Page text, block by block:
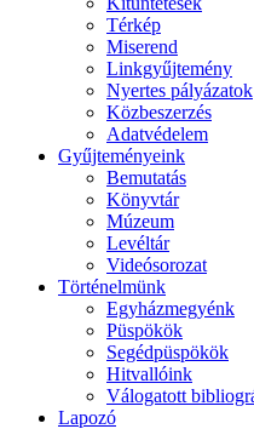
Térkép
Miserend
Linkgyűjtemény
Nyertes pályázatok
Közbeszerzés
Adatvédelem
Gyűjteményeink
Bemutatás
Könyvtár
Múzeum
Levéltár
Videósorozat
Történelmünk
Egyházmegyénk
Püspökök
Segédpüspökök
Hitvallóink
Válogatott
Lapozó